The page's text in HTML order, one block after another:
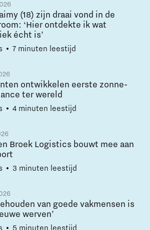
(18) zijn draai vond in de
‘Hier ontdekte ik wat
écht is’
7 minuten leestijd
ontwikkelen eerste zonne-
ter wereld
4 minuten leestijd
Broek Logistics bouwt mee aan
3 minuten leestijd
van goede vakmensen is
werven’
5 minuten leestijd